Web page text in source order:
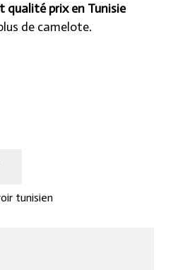
qualité prix en Tunisie
de camelote.
tunisien